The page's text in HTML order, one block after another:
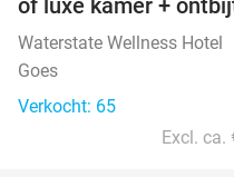
Waterstate Wellness Hotel
Goes
Verkocht: 65
Excl. ca.